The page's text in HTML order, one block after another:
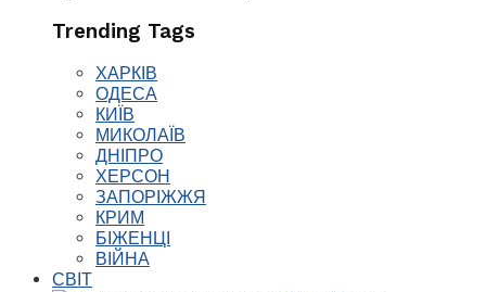
Trending Tags
ХАРКІВ
ОДЕСА
КИЇВ
МИКОЛАЇВ
ДНІПРО
ХЕРСОН
ЗАПОРІЖЖЯ
КРИМ
БІЖЕНЦІ
ВІЙНА
СВІТ